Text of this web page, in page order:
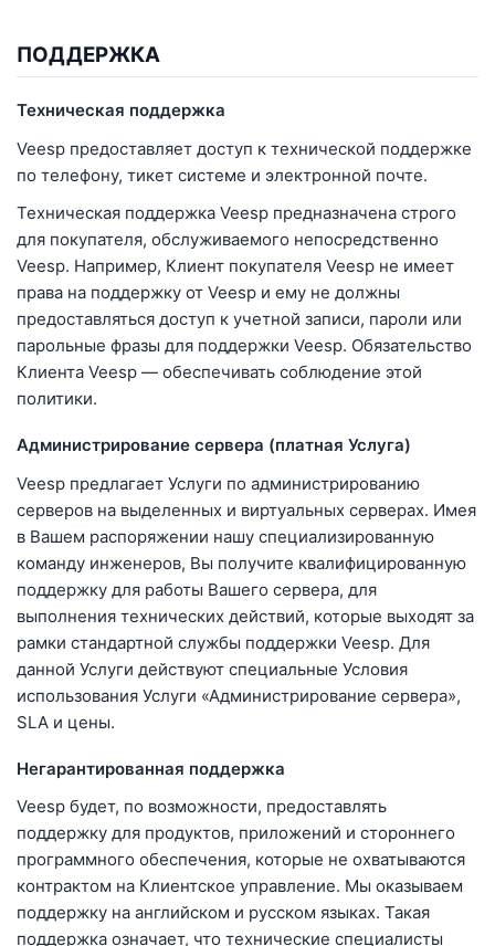
ПОДДЕРЖКА
Техническая поддержка
Veesp предоставляет доступ к технической поддержке
по телефону, тикет системе и электронной почте.
Техническая поддержка Veesp предназначена строго
для покупателя, обслуживаемого непосредственно
Veesp. Например, Клиент покупателя Veesp не имеет
права на поддержку от Veesp и ему не должны
предоставляться доступ к учетной записи, пароли или
парольные фразы для поддержки Veesp. Обязательство
Клиента Veesp — обеспечивать соблюдение этой
политики.
Администрирование сервера (платная Услуга)
Veesp предлагает Услуги по администрированию
серверов на выделенных и виртуальных серверах. Имея
в Вашем распоряжении нашу специализированную
команду инженеров, Вы получите квалифицированную
поддержку для работы Вашего сервера, для
выполнения технических действий, которые выходят за
рамки стандартной службы поддержки Veesp. Для
данной Услуги действуют специальные Условия
использования Услуги «Администрирование сервера»,
SLA и цены.
Негарантированная поддержка
Veesp будет, по возможности, предоставлять
поддержку для продуктов, приложений и стороннего
программного обеспечения, которые не охватываются
контрактом на Клиентское управление. Мы оказываем
поддержку на английском и русском языках. Такая
поддержка означает, что технические специалисты